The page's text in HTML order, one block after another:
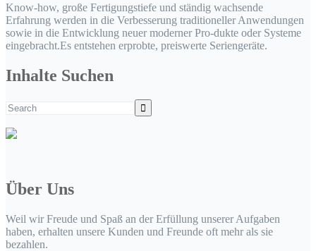
Know-how, große Fertigungstiefe und ständig wachsende
Erfahrung werden in die Verbesserung traditioneller Anwendungen
sowie in die Entwicklung neuer moderner Pro-dukte oder Systeme
eingebracht.Es entstehen erprobte, preiswerte Seriengeräte.
Inhalte Suchen
Über Uns
Weil wir Freude und Spaß an der Erfüllung unserer Aufgaben
haben, erhalten unsere Kunden und Freunde oft mehr als sie
bezahlen.